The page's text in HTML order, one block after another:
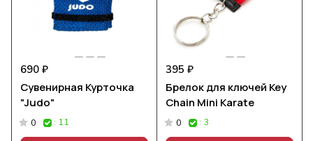
690 ₽
Сувенирная Курточка
"Judo"
0 : 11
395 ₽
Брелок для ключей Key
Chain Mini Karate
0 : 3